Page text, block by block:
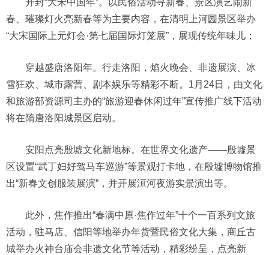
开封“大宋中国年”。以民俗活动寻新春、景区演艺闹新
春、璀璨灯火亮新春等为主要内容，在清明上河园景区举办
“大宋国际上元灯会·第七届国际灯笼展”，展现传统年味儿；
穿越盛唐洛阳年。行走洛阳，焰火晚会、非遗展演、冰
雪狂欢、城市露营、剧本娱乐等精彩不断。1月24日，由文化
和旅游部资源司主办的“旅游迎春休闲过年”宣传推广线下活动
将在隋唐洛阳城景区启动。
安阳点亮殷墟文化新地标。在世界文化遗产——殷墟景
区设置“武丁妇好驾马车巡游”等景观打卡地，在殷墟博物馆推
出“新春文创服装展演”，并开展洹河夜游实景演出等。
此外，焦作推出“春满中原·焦作过年”十个一百系列文旅
活动，驻马店、信阳等地举办年货暨民俗文化大集，商丘古
城举办火神台庙会非遗文化节等活动，精彩纷呈，点亮新